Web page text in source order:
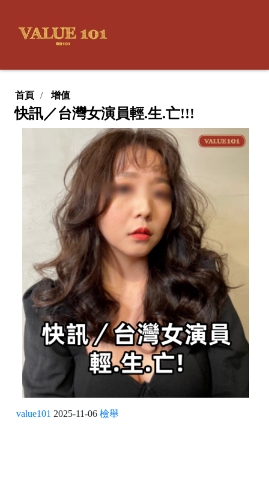
首頁 增值
快訊／台灣女演員輕.生.亡!!!
value101 2025-11-06 檢舉